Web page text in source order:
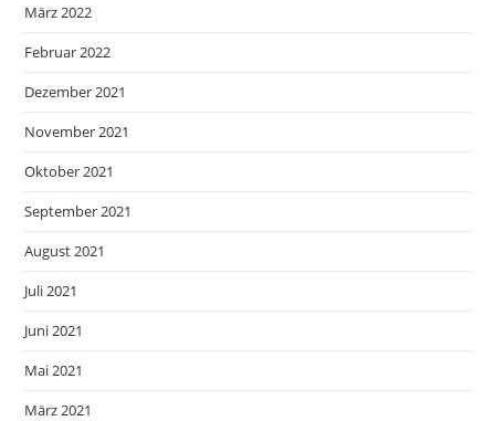
März 2022
Februar 2022
Dezember 2021
November 2021
Oktober 2021
September 2021
August 2021
Juli 2021
Juni 2021
Mai 2021
März 2021